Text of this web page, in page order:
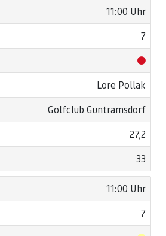
11:00 Uhr
7
Lore Pollak
Golfclub Guntramsdorf
27,2
33
11:00 Uhr
7